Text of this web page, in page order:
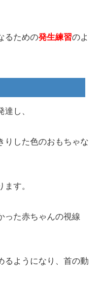
るための発生練習のよ
し、
りした色のおもちゃな
ます。
った赤ちゃんの視線
るようになり、首の動